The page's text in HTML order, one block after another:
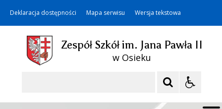
Deklaracja dostępności Mapa serwisu Wersja tekstowa
Zespół Szkół im. Jana Pawła II
w Osieku